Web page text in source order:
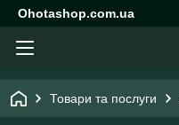
Ohotashop.com.ua
Товари та послуги